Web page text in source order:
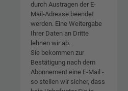
durch Austragen der E-
Mail-Adresse beendet
werden. Eine Weitergabe
Ihrer Daten an Dritte
lehnen wir ab.
Sie bekommen zur
Bestätigung nach dem
Abonnement eine E-Mail -
so stellen wir sicher, dass